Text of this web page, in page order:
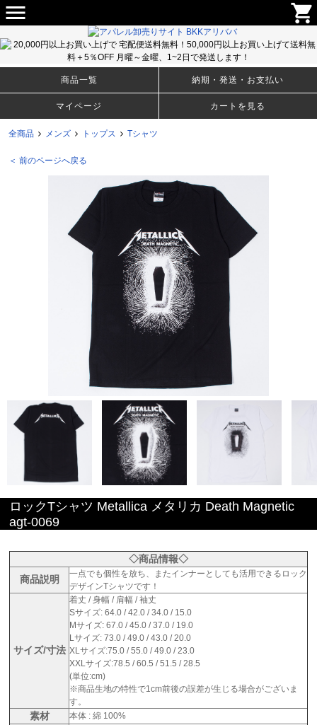
menu shopping_cart
メンズ・ウィメンズのＴシャツ、アパレルファッションから生活雑貨まで豊富な取り揃え！卸売りサイト
BKKアリババ
商品一覧 納期・発送・お支払い
マイページ カートを見る
全商品 メンズ トップス Tシャツ
＜ 前のページへ戻る
ロックTシャツ Metallica メタリカ Death Magnetic
agt-0069
◇商品情報◇
商品説明
一点でも個性を放ち、またインナーとしても活用できるロック
デザインTシャツです！
サイズ/寸法
着丈 / 身幅 / 肩幅 / 袖丈
Sサイズ: 64.0 / 42.0 / 34.0 / 15.0
Mサイズ: 67.0 / 45.0 / 37.0 / 19.0
Lサイズ: 73.0 / 49.0 / 43.0 / 20.0
XLサイズ:75.0 / 55.0 / 49.0 / 23.0
XXLサイズ:78.5 / 60.5 / 51.5 / 28.5
(単位:cm)
※商品生地の特性で1cm前後の誤差が生じる場合がございま
す。
素材 本体 : 綿 100%